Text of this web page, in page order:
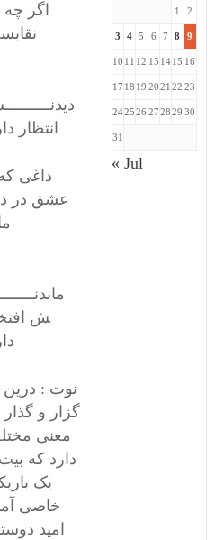
اگر چه
انتظار
داغی
عشق در
ش
نوت : درین
گزار و گذار
معنی
دارد که بیت
یک
خاصی
امید
1
2
3 4 5 6 7 8 9
10 11 12 13 1415 16
17 18 19 2021 22 23
2425 26 2728 29 30
31
« Jul